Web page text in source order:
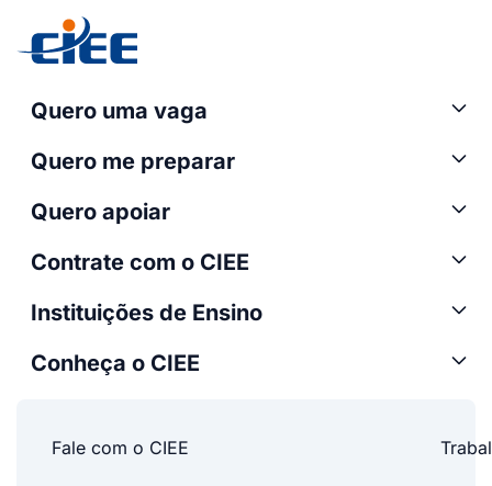
Quero uma vaga
Quero me preparar
Quero apoiar
Contrate com o CIEE
Instituições de Ensino
Conheça o CIEE
Fale com o CIEE